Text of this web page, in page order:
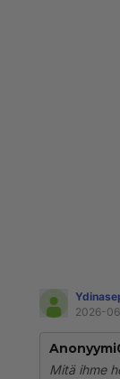
2026-
Mitä ihme